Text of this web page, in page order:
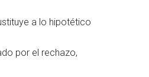
a lo hipotético
por el rechazo,